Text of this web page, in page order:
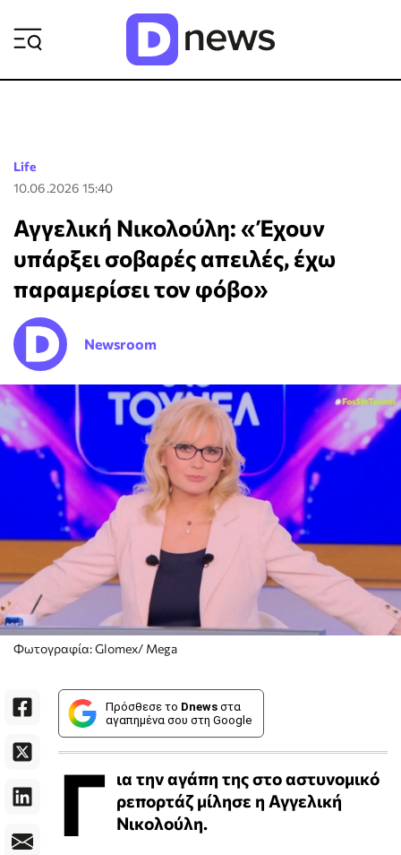
Life
10.06.2026 15:40
Αγγελική Νικολούλη: «Έχουν
υπάρξει σοβαρές απειλές, έχω
παραμερίσει τον φόβο»
Newsroom
Φωτογραφία: Glomex/ Mega
Πρόσθεσε το Dnews στα
αγαπημένα σου στη Google
Γ ια την αγάπη της στο αστυνομικό
ρεπορτάζ μίλησε η Αγγελική
Νικολούλη.